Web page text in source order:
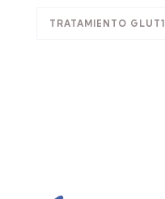
TRATAMIENTO GLUT1